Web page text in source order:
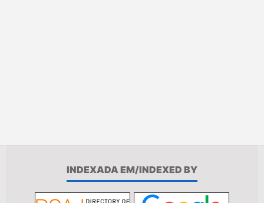
INDEXADA EM/INDEXED BY